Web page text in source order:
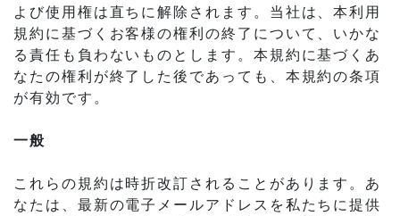
よび使用権は直ちに解除されます。当社は、本利用
規約に基づくお客様の権利の終了について、いかな
る責任も負わないものとします。本規約に基づくあ
なたの権利が終了した後であっても、本規約の条項
が有効です。
一般
これらの規約は時折改訂されることがあります。あ
なたは、最新の電子メールアドレスを私たちに提供